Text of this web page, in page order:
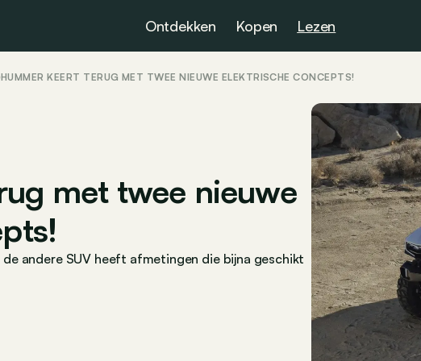
Ontdekken Kopen Lezen
HUMMER KEERT TERUG MET TWEE NIEUWE ELEKTRISCHE CONCEPTS!
met twee nieuwe
andere SUV heeft afmetingen die bijna geschikt